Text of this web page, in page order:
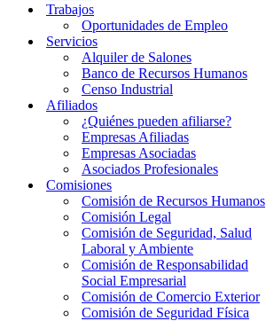
Trabajos
Oportunidades de Empleo
Servicios
Alquiler de Salones
Banco de Recursos Humanos
Censo Industrial
Afiliados
¿Quiénes pueden afiliarse?
Empresas Afiliadas
Empresas Asociadas
Asociados Profesionales
Comisiones
Comisión de Recursos Humanos
Comisión Legal
Comisión de Seguridad, Salud
Laboral y Ambiente
Comisión de Responsabilidad
Social Empresarial
Comisión de Comercio Exterior
Comisión de Seguridad Física